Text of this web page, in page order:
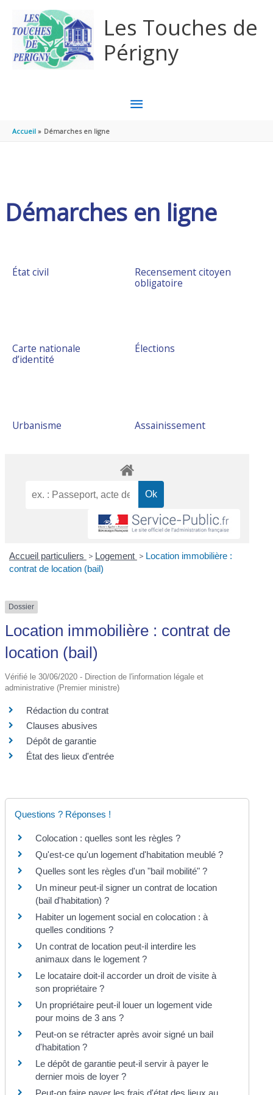
Les Touches de
Périgny
MENU
Accueil Démarches en ligne
Démarches en ligne
État civil
Recensement citoyen
obligatoire
Carte nationale
d’identité
Élections
Urbanisme Assainissement
Accueil particuliers > Logement > Location immobilière :
contrat de location (bail)
Dossier
Location immobilière : contrat de
location (bail)
Vérifié le 30/06/2020 - Direction de l'information légale et
administrative (Premier ministre)
Rédaction du contrat
Clauses abusives
Dépôt de garantie
État des lieux d'entrée
Questions ? Réponses !
Colocation : quelles sont les règles ?
Qu'est-ce qu'un logement d'habitation meublé ?
Quelles sont les règles d'un "bail mobilité" ?
Un mineur peut-il signer un contrat de location
(bail d'habitation) ?
Habiter un logement social en colocation : à
quelles conditions ?
Un contrat de location peut-il interdire les
animaux dans le logement ?
Le locataire doit-il accorder un droit de visite à
son propriétaire ?
Un propriétaire peut-il louer un logement vide
pour moins de 3 ans ?
Peut-on se rétracter après avoir signé un bail
d'habitation ?
Le dépôt de garantie peut-il servir à payer le
dernier mois de loyer ?
Peut-on faire payer les frais d'état des lieux au